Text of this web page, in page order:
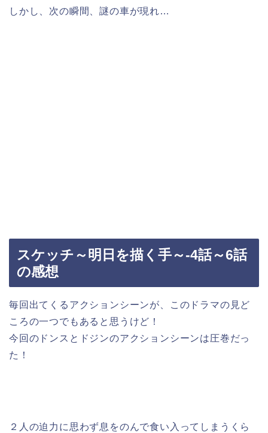
しかし、次の瞬間、謎の車が現れ…
スケッチ～明日を描く手～-4話～6話
の感想
毎回出てくるアクションシーンが、このドラマの見ど
ころの一つでもあると思うけど！
今回のドンスとドジンのアクションシーンは圧巻だっ
た！
２人の迫力に思わず息をのんで食い入ってしまうくら